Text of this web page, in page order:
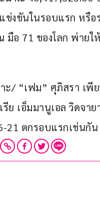
ข่งขันในรอบแรก หรื
อ 71 ของโลก พ่ายใ
/ “เฟม” ศุภิสรา เพี
เอ็มมานูเอล วิดจาย
21 ตกรอบแรกเช่นกัน